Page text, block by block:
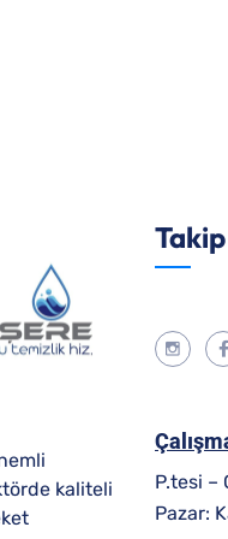
kaliteli
P.tesi –
Pazar: